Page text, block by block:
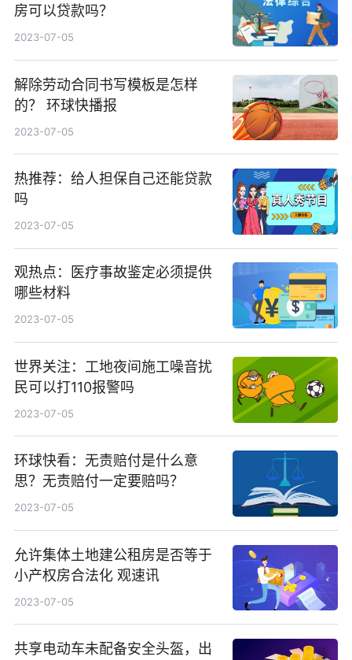
房可以贷款吗？
2023-07-05
解除劳动合同书写模板是怎样
的？ 环球快播报
2023-07-05
热推荐：给人担保自己还能贷款
吗
2023-07-05
观热点：医疗事故鉴定必须提供
哪些材料
2023-07-05
世界关注：工地夜间施工噪音扰
民可以打110报警吗
2023-07-05
环球快看：无责赔付是什么意
思？无责赔付一定要赔吗？
2023-07-05
允许集体土地建公租房是否等于
小产权房合法化 观速讯
2023-07-05
共享电动车未配备安全头盔，出